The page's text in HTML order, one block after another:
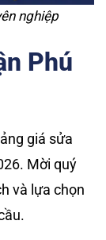
nghiệp
Phú
giá sửa
Mời quý
và lựa chọn